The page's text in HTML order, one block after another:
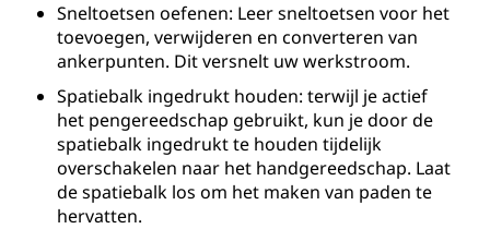
Sneltoetsen oefenen: Leer sneltoetsen voor het
toevoegen, verwijderen en converteren van
ankerpunten. Dit versnelt uw werkstroom.
Spatiebalk ingedrukt houden: terwijl je actief
het pengereedschap gebruikt, kun je door de
spatiebalk ingedrukt te houden tijdelijk
overschakelen naar het handgereedschap. Laat
de spatiebalk los om het maken van paden te
hervatten.